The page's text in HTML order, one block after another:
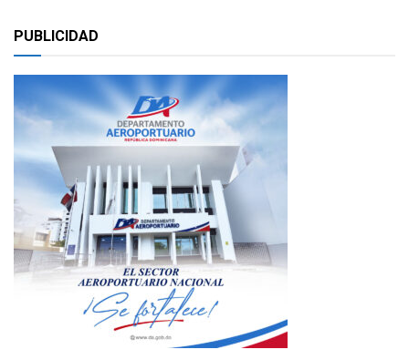
PUBLICIDAD